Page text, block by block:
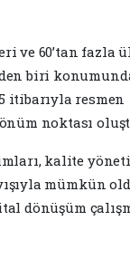
ve 60’tan fazla
biri
itibarıyla resmen
noktası
kalite
mümkün
dönüşüm